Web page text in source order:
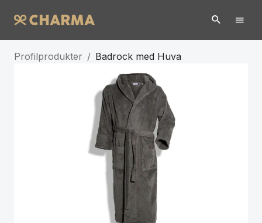
Profilprodukter / Badrock med Huva